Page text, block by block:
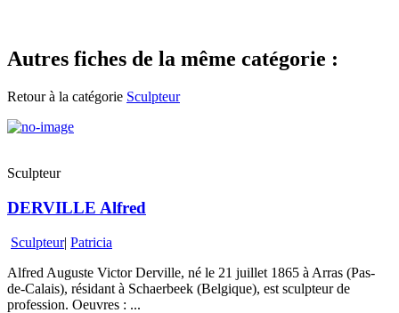
Autres fiches de la même catégorie :
Retour à la catégorie Sculpteur
Sculpteur
DERVILLE Alfred
Sculpteur| Patricia
Alfred Auguste Victor Derville, né le 21 juillet 1865 à Arras (Pas-
de-Calais), résidant à Schaerbeek (Belgique), est sculpteur de
profession. Oeuvres : ...